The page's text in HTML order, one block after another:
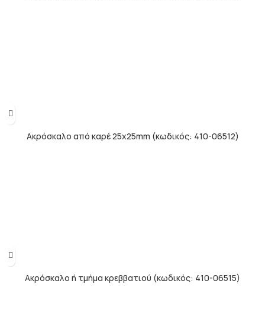
Ακρόσκαλο από καρέ 25x25mm (κωδικός: 410-06512)
Ακρόσκαλο ή τμήμα κρεββατιού (κωδικός: 410-06515)